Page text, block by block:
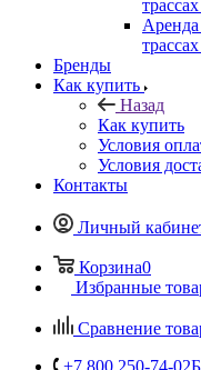
Бренды
Как купить
Назад
Как купить
Условия
Условия
Контакты
Личный
Корзина0
Избранные
Сравнение
+7 800 250-74-02